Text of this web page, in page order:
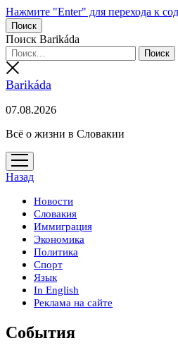
Нажмите "Enter" для перехода к
Поиск
Поиск Barikáda
Barikáda
07.08.2026
Всё о жизни в Словакии
открыть
меню
Назад
Новости
Словакия
Иммиграция
Экономика
Политика
Спорт
Язык
In English
Реклама на сайте
События